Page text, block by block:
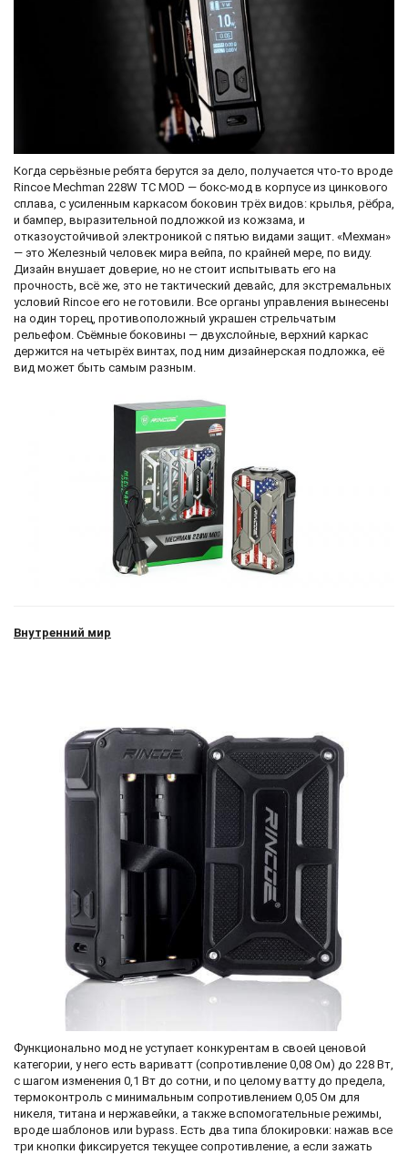
Когда серьёзные ребята берутся за дело, получается что-то вроде
Rincoe Mechman 228W TC MOD — бокс-мод в корпусе из цинкового
сплава, с усиленным каркасом боковин трёх видов: крылья, рёбра,
и бампер, выразительной подложкой из кожзама, и
отказоустойчивой электроникой с пятью видами защит. «Мехман»
— это Железный человек мира вейпа, по крайней мере, по виду.
Дизайн внушает доверие, но не стоит испытывать его на
прочность, всё же, это не тактический девайс, для экстремальных
условий Rincoe его не готовили. Все органы управления вынесены
на один торец, противоположный украшен стрельчатым
рельефом. Съёмные боковины — двухслойные, верхний каркас
держится на четырёх винтах, под ним дизайнерская подложка, её
вид может быть самым разным.
Внутренний мир
Функционально мод не уступает конкурентам в своей ценовой
категории, у него есть вариватт (сопротивление 0,08 Ом) до 228 Вт,
с шагом изменения 0,1 Вт до сотни, и по целому ватту до предела,
термоконтроль с минимальным сопротивлением 0,05 Ом для
никеля, титана и нержавейки, а также вспомогательные режимы,
вроде шаблонов или bypass. Есть два типа блокировки: нажав все
три кнопки фиксируется текущее сопротивление, а если зажать